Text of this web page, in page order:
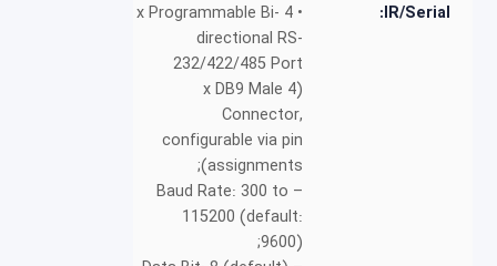
IR/Serial:
• 4 x Programmable Bi-
directional RS-
232/422/485 Port
(4 x DB9 Male
Connector,
configurable via pin
assignments);
– Baud Rate: 300 to
115200 (default:
9600);